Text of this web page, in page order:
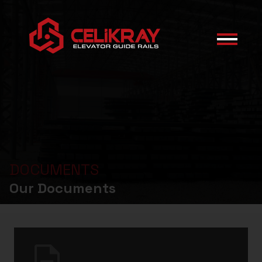
DOCUMENTS
Our Documents